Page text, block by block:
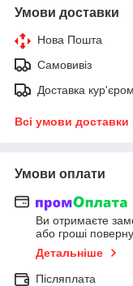
Умови доставки
Нова Пошта
Самовивіз
Доставка
Всі умови доставки
Умови оплати
Ви отримаєте
або гроші
Детальніше
Післяплата